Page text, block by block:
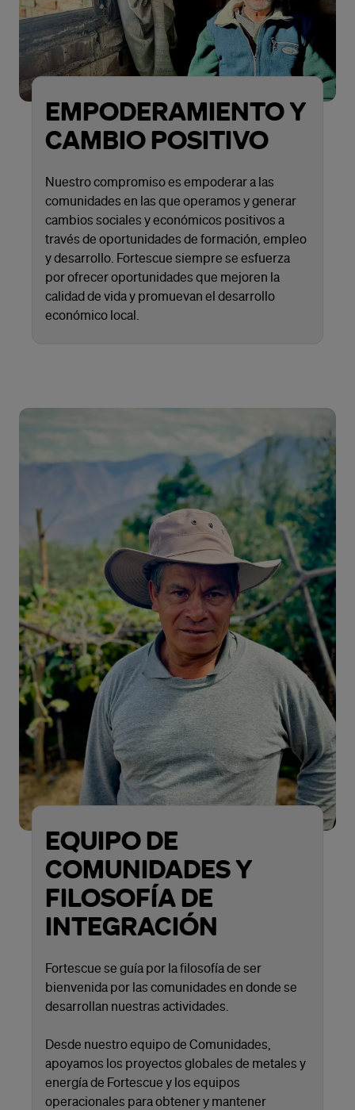
EMPODERAMIENTO Y
CAMBIO POSITIVO
Nuestro compromiso es empoderar a las
comunidades en las que operamos y generar
cambios sociales y económicos positivos a
través de oportunidades de formación, empleo
y desarrollo. Fortescue siempre se esfuerza
por ofrecer oportunidades que mejoren la
calidad de vida y promuevan el desarrollo
económico local.
EQUIPO DE
COMUNIDADES Y
FILOSOFÍA DE
INTEGRACIÓN
Fortescue se guía por la filosofía de ser
bienvenida por las comunidades en donde se
desarrollan nuestras actividades.
Desde nuestro equipo de Comunidades,
apoyamos los proyectos globales de metales y
energía de Fortescue y los equipos
operacionales para obtener y mantener